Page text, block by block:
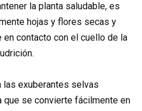
la planta saludable, es
hojas y flores secas y
contacto con el cuello de la
las exuberantes selvas
que se convierte fácilmente en